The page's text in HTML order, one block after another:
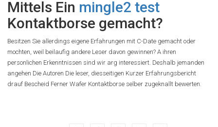
Mittels Ein mingle2 test
Kontaktborse gemacht?
Besitzen Sie allerdings eigene Erfahrungen mit C-Date gemacht oder
mochten, weil beilaufig andere Leser davon gewinnen? A ihren
personlichen Erkenntnissen sind wir arg interessiert. Deshalb jemanden
angehen Die Autoren Die leser, diesseitigen Kurzer Erfahrungsbericht
drauf Bescheid Ferner Wafer Kontaktborse selber zugeknallt bewerten.